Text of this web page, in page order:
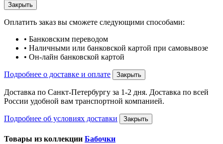
Закрыть
Оплатить заказ вы сможете следующими способами:
• Банковским переводом
• Наличными или банковской картой при самовывозе
• Он-лайн банковской картой
Подробнее о доставке и оплате Закрыть
Доставка по Санкт-Петербургу за 1-2 дня. Доставка по всей
России удобной вам транспортной компанией.
Подробнее об условиях доставки Закрыть
Товары из коллекции Бабочки